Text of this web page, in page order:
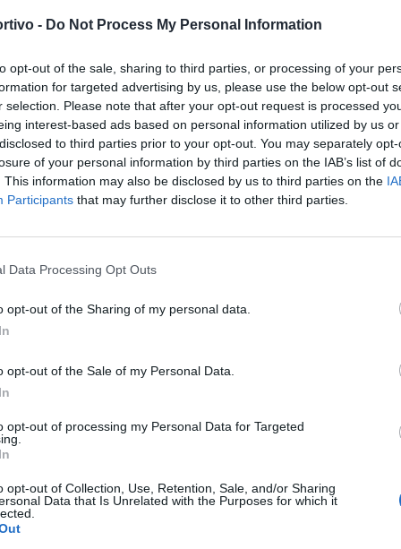
- Do Not Process My Personal Information
opt-out of the sale, sharing to third parties, or processing of your
for targeted advertising by us, please use the below opt-out
selection. Please note that after your opt-out request is processed
interest-based ads based on personal information utilized by us
to third parties prior to your opt-out. You may separately
of your personal information by third parties on the IAB’s list of
This information may also be disclosed by us to third parties on the
Participants that may further disclose it to other third parties.
Data Processing Opt Outs
opt-out of the Sharing of my personal data.
opt-out of the Sale of my Personal Data.
opt-out of processing my Personal Data for Targeted
opt-out of Collection, Use, Retention, Sale, and/or Sharing
Data that Is Unrelated with the Purposes for which it
5 Ago 2026
Con l'apertura dei tesseramenti dei calciatori a partire dall'1
luglio, inizia ufficialmente la stagione 2026-27 e per le
squadre di Promozione girone B arrivano anche le chiusure
delle trattative…
5 Ago 2026
L'Atletico Cagliari di Saba prende
4 Ago 2026
con Samuele Pinna
Il Sant'Elena si riprende il difensore
Mancusi